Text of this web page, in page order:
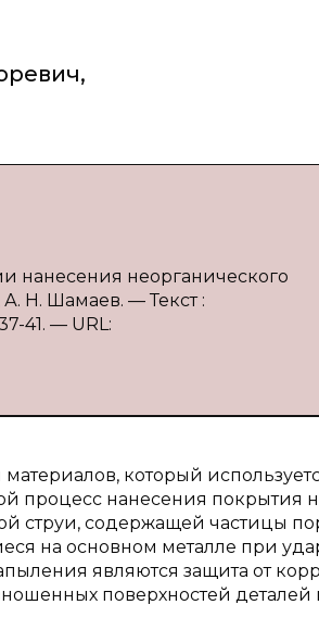
,
нанесения неорганического
Н. Шамаев. — Текст :
41. — URL:
который
процесс нанесения покрытия
струи, содержащей частицы
на основном металле при
являются защита от
поверхностей